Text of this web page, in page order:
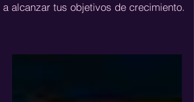
a alcanzar tus objetivos de crecimiento.